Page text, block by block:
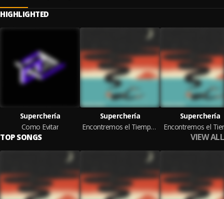
HIGHLIGHTED
Superchería
Como Evitar
Superchería
Encontremos el Tiempo (Remixes)
Superchería
Encontremos el
TOP SONGS VIEW ALL